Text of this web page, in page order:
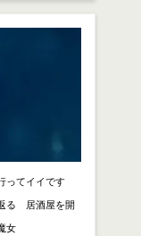
ってイイです
る 居酒屋を開
女